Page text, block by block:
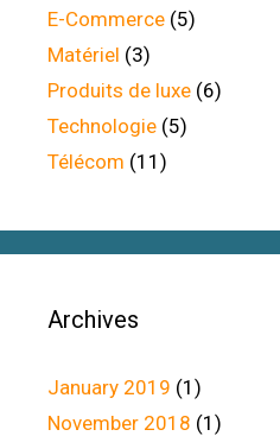
E-Commerce (5)
Matériel (3)
Produits de luxe (6)
Technologie (5)
Télécom (11)
Archives
January 2019 (1)
November 2018 (1)